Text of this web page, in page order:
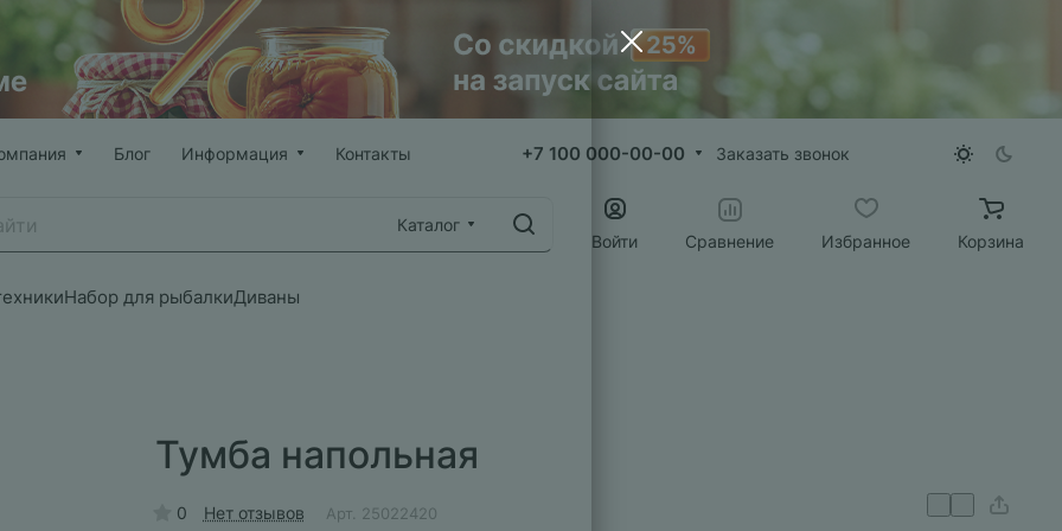
Блог Информация Контакты +7 100 000-00-00 Заказать звонок
Каталог
Войти
Сравнение Избранное Корзина
Набор для рыбалкиДиваны
Тумба напольная
0 Нет отзывов Арт. 25022420